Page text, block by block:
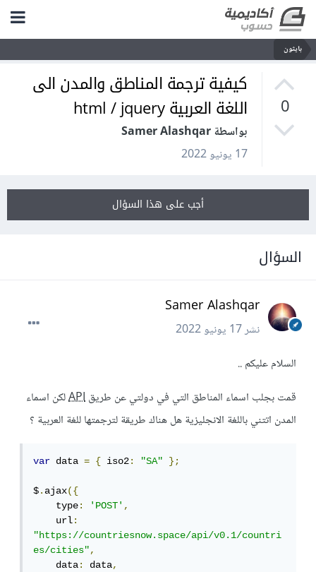
بايثون
0
كيفية ترجمة المناطق والمدن الى
اللغة العربية html / jquery
بواسطة Samer Alashqar
17 يونيو 2022
أجب على هذا السؤال
السؤال
Samer Alashqar
نشر17 يونيو 2022
السلام عليكم ..
قمت بجلب اسماء المناطق التي في دولتي عن طريقAPIلكن اسماء
المدن اتتني باللغة الانجليزية هل هناك طريقة لترجمتها للغة العربية ؟
var data = { iso2: "SA" };
$.ajax({
    type
: 'POST',
    url
:
"https://countriesnow.space/api/v0.1/countri
es/cities",
    data
: data,